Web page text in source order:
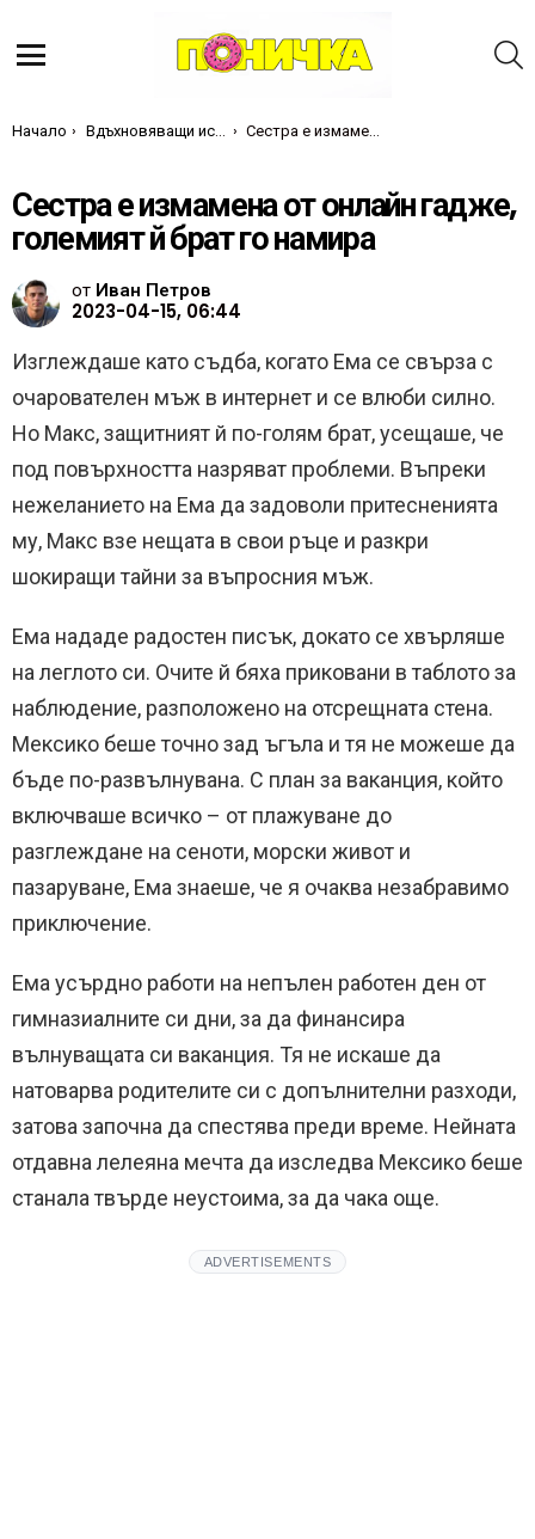
Ти си тук:
Начало Вдъхновяващи истории Сестра е измамена от онлайн гадже, големият й брат го намира
Сестра е измамена от онлайн гадже,
големият й брат го намира
от Иван Петров
2023-04-15, 06:44
Изглеждаше като съдба, когато Ема се свърза с
очарователен мъж в интернет и се влюби силно.
Но Макс, защитният й по-голям брат, усещаше, че
под повърхността назряват проблеми. Въпреки
нежеланието на Ема да задоволи притесненията
му, Макс взе нещата в свои ръце и разкри
шокиращи тайни за въпросния мъж.
Ема нададе радостен писък, докато се хвърляше
на леглото си. Очите й бяха приковани в таблото за
наблюдение, разположено на отсрещната стена.
Мексико беше точно зад ъгъла и тя не можеше да
бъде по-развълнувана. С план за ваканция, който
включваше всичко – от плажуване до
разглеждане на сеноти, морски живот и
пазаруване, Ема знаеше, че я очаква незабравимо
приключение.
Ема усърдно работи на непълен работен ден от
гимназиалните си дни, за да финансира
вълнуващата си ваканция. Тя не искаше да
натоварва родителите си с допълнителни разходи,
затова започна да спестява преди време. Нейната
отдавна лелеяна мечта да изследва Мексико беше
станала твърде неустоима, за да чака още.
ADVERTISEMENTS